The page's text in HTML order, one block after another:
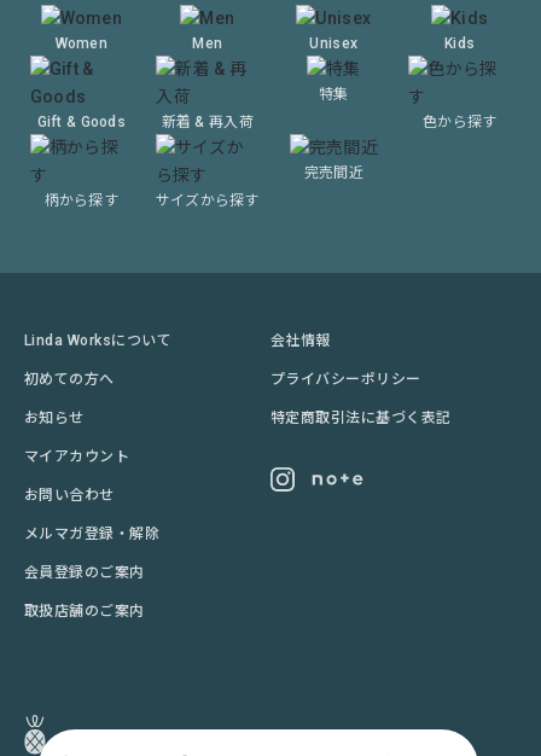
Women Men Unisex Kids
Gift & Goods 新着 & 再入荷
特集
色から探す
柄から探す サイズから探す
完売間近
Linda Worksについて
初めての方へ
お知らせ
マイアカウント
お問い合わせ
メルマガ登録・解除
会員登録のご案内
取扱店舗のご案内
会社情報
プライバシーポリシー
特定商取引法に基づく表記